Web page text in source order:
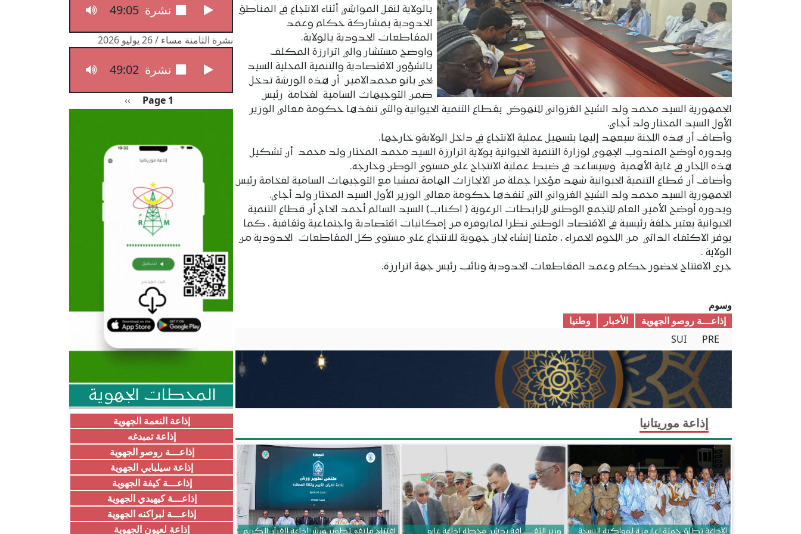
بالولاية لنقل المواشي أثناء الانتجاع في المناطق
الحدودية بمشاركة حكام وعمد
المقاطعات الحدودية بالولاية.
واوضح مستشار والي اترارزة المكلف
بالشؤون الاقتصادية والتنمية المحلية السيد
يحي بانو محمدالامين أن هذه الورشة تدخل
ضمن التوجيهات السامية لفخامة رئيس
الجمهورية السيد محمد ولد الشيخ الغزواني للنهوض بقطاع التنمية الحيوانية والتي تنفذها حكومة معالي الوزير
الأول السيد المختار ولد أجاي.
وأضاف أن هذه اللجنة سيعهد إليها بتسهيل عملية الانتجاع في داخل الولايةو خارجها.
وبدوره أوضح المندوب الجهوي لوزارة التنمية الحيوانية بولاية اترارزة السيد محمد المختار ولد محمد أن تشكيل
هذه اللجان في غاية الأهمية وسيساعد في ضبط عملية الانتجاح على مستوى الوطن وخارجه.
وأضاف أن قطاع التنمية الحيوانية شهد مؤخرا جملة من الانجازات الهامة تمشيا مع التوجيهات السامية لفخامة رئيس
الجمهورية السيد محمد ولد الشيخ الغزواني التي تنفذها حكومة معالي الوزير الأول السيد المختار ولد أجاي.
وبدوره أوضح الأمين العام للتجمع الوطني للرابطات الرعوية ( اكناب) السيد السالم أحمد الحاج أن قطاع التنمية
الحيوانية يعتبر حلقة رئيسية في الاقتصاد الوطني نظرا لمايوفره من إمكانيات اقتصادية واجتماعية وثقافية ، كما
يوفر الاكتفاء الذاتي من اللحوم الحمراء ، مثمنا إنشاء لجان جهوية للانتجاع على مستوى كل المقاطعات الحدودية من
الولاية .
جرى الافتتاح بحضور حكام وعمد المقاطعات الحدودية ونائب رئيس جهة اترارزة.
وسوم
إذاعـــة روصو الجهوية
الأخبار
وطنیا
PRE
SUI
إذاعة موريتانيا
الإذاعة تطلق حملة إعلامية لمواكبة النسخة وزير الثقــــــــــافة يدشن محطة إذاعة غابو افتتاح ملتقى تطوير ورش إذاعة القرآن الكريم
نشرة الثامنة مساء / 27 يوليو 2026
49:05
نشرة الثامنة مساء / 26 يوليو 2026
نشرة الثامنة مساء / 26 يوليو 2026
49:02
Pagination
Page 1 الصفحة التالية
››
المحطات الجهوية
إذاعة النعمة الجهوية
إذاعة تمبدغه
إذاعـــة روصو الجهوية
إذاعة سيلبابي الجهوية
إذاعـــة كيفة الجهوية
إذاعـــة كيهيدي الجهوية
إذاعـــة لبراكنه الجهوية
إذاعة لعيون الجهوية